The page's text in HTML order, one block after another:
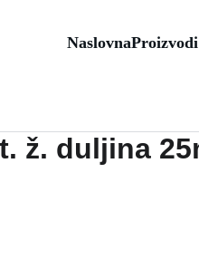
NaslovnaProizvodi